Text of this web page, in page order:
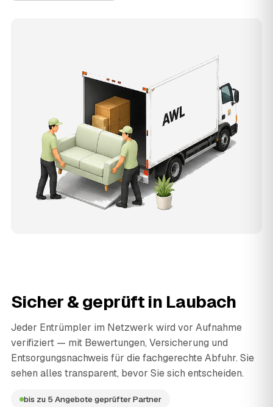
Sicher & geprüft in Laubach
Jeder Entrümpler im Netzwerk wird vor Aufnahme
verifiziert — mit Bewertungen, Versicherung und
Entsorgungsnachweis für die fachgerechte Abfuhr. Sie
sehen alles transparent, bevor Sie sich entscheiden.
bis zu 5 Angebote geprüfter Partner